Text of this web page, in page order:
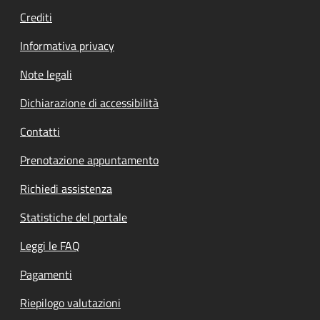
Crediti
Informativa privacy
Note legali
Dichiarazione di accessibilità
Contatti
Prenotazione appuntamento
Richiedi assistenza
Statistiche del portale
Leggi le FAQ
Pagamenti
Riepilogo valutazioni